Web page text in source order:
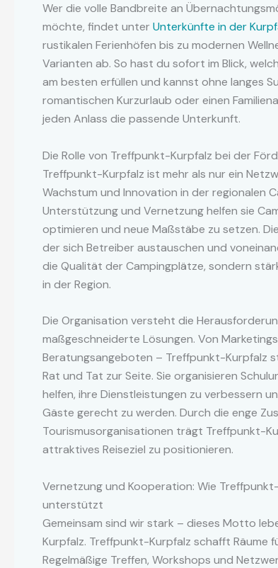
Wer die volle Bandbreite an
möchte, findet unterUnterkünfte in der
rustikalen Ferienhöfen bis zu modernen
Varianten ab. So hast du sofort im Blick,
am besten erfüllen und kannst ohne langes
romantischen Kurzurlaub oder einen
jeden Anlass die passende Unterkunft.
Die Rolle von Treffpunkt-Kurpfalz bei der
Treffpunkt-Kurpfalz ist mehr als nur ein
Wachstum und Innovation in der regionalen
Unterstützung und Vernetzung helfen sie
optimieren und neue Maßstäbe zu setzen.
der sich Betreiber austauschen und
die Qualität der Campingplätze, sondern
in der Region.
Die Organisation versteht die
maßgeschneiderte Lösungen. Von
Beratungsangeboten – Treffpunkt-Kurpfalz
Rat und Tat zur Seite. Sie organisieren
helfen, ihre Dienstleistungen zu verbessern
Gäste gerecht zu werden. Durch die enge
Tourismusorganisationen trägt Treffpunkt-
attraktives Reiseziel zu positionieren.
Vernetzung und Kooperation: Wie
unterstützt
Gemeinsam sind wir stark – dieses Motto
Kurpfalz. Treffpunkt-Kurpfalz schafft Räume
Regelmäßige Treffen, Workshops und